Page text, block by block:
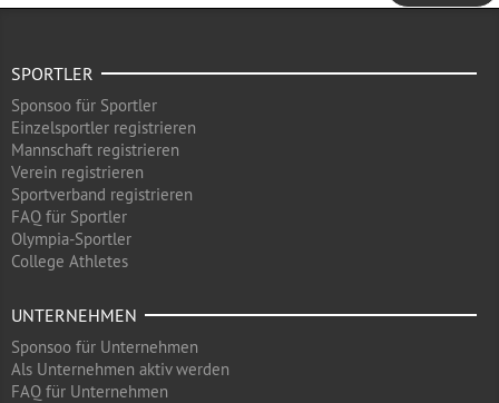
SPORTLER
Sponsoo für Sportler
Einzelsportler registrieren
Mannschaft registrieren
Verein registrieren
Sportverband registrieren
FAQ für Sportler
Olympia-Sportler
College Athletes
UNTERNEHMEN
Sponsoo für Unternehmen
Als Unternehmen aktiv werden
FAQ für Unternehmen